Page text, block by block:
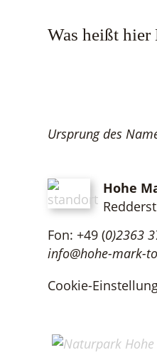
Was heißt hier
Ursprung des
Hohe
Fon: +49 (0)2363
info@hohe-mark-
Cookie-